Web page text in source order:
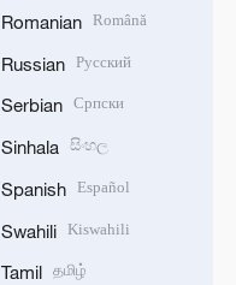
Romanian Română
Russian Русский
Serbian Српски
Sinhala සිංහල
Spanish Español
Swahili Kiswahili
Tamil தமிழ்